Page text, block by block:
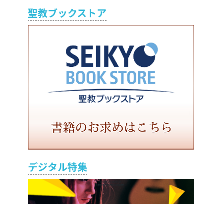
聖教ブックストア
デジタル特集